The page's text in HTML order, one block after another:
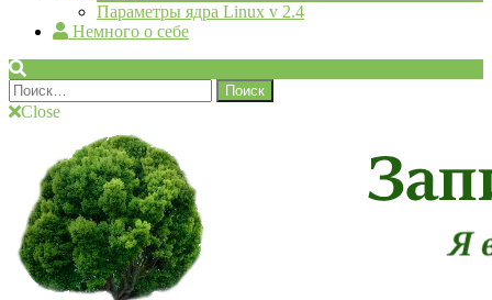
Параметры ядра Linux v 2.4
Немного о себе
Найти:
Close